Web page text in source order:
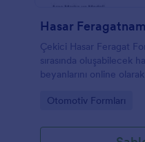
Hasar
Çekici Hasar Feragat
sırasında oluşabilecek
beyanlarını online
yönetin.
Go to Category:
Otomotiv Formları